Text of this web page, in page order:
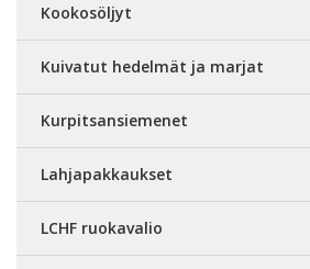
Kookosöljyt
Kuivatut hedelmät ja marjat
Kurpitsansiemenet
Lahjapakkaukset
LCHF ruokavalio